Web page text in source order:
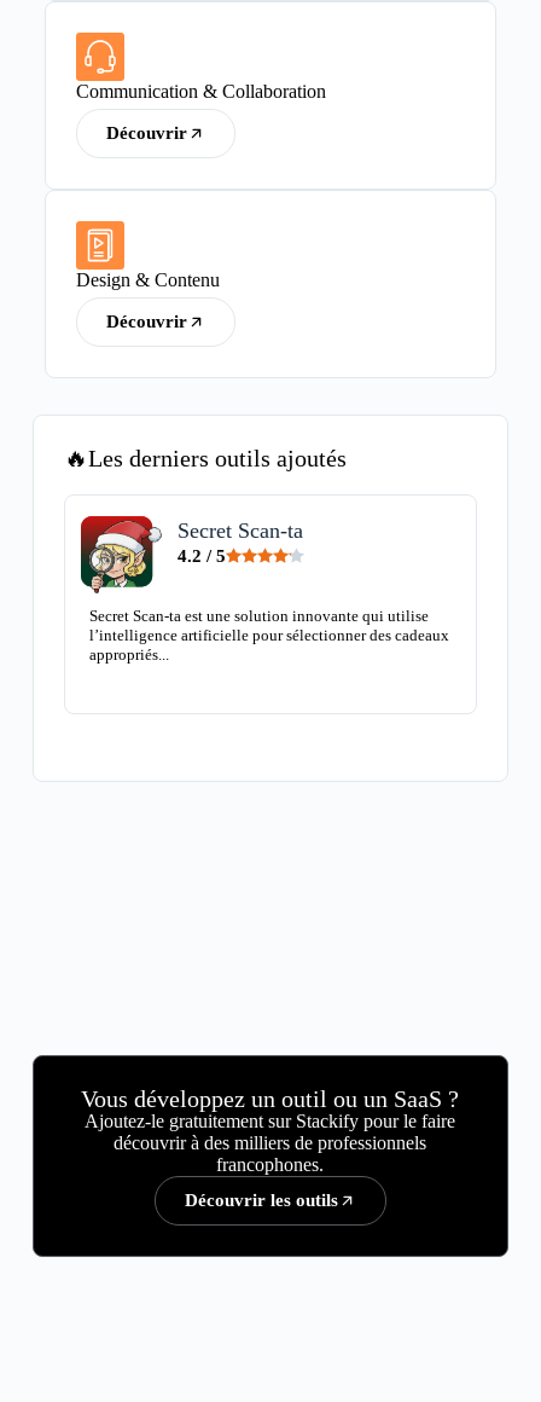
Communication & Collaboration
Découvrir
Design & Contenu
Découvrir
🔥Les derniers outils ajoutés
Secret Scan-ta
4.2 / 5
Secret Scan-ta est une solution innovante qui utilise
l’intelligence artificielle pour sélectionner des cadeaux
appropriés...
Vous développez un outil ou un SaaS ?
Ajoutez-le gratuitement sur Stackify pour le faire
découvrir à des milliers de professionnels
francophones.
Découvrir les outils